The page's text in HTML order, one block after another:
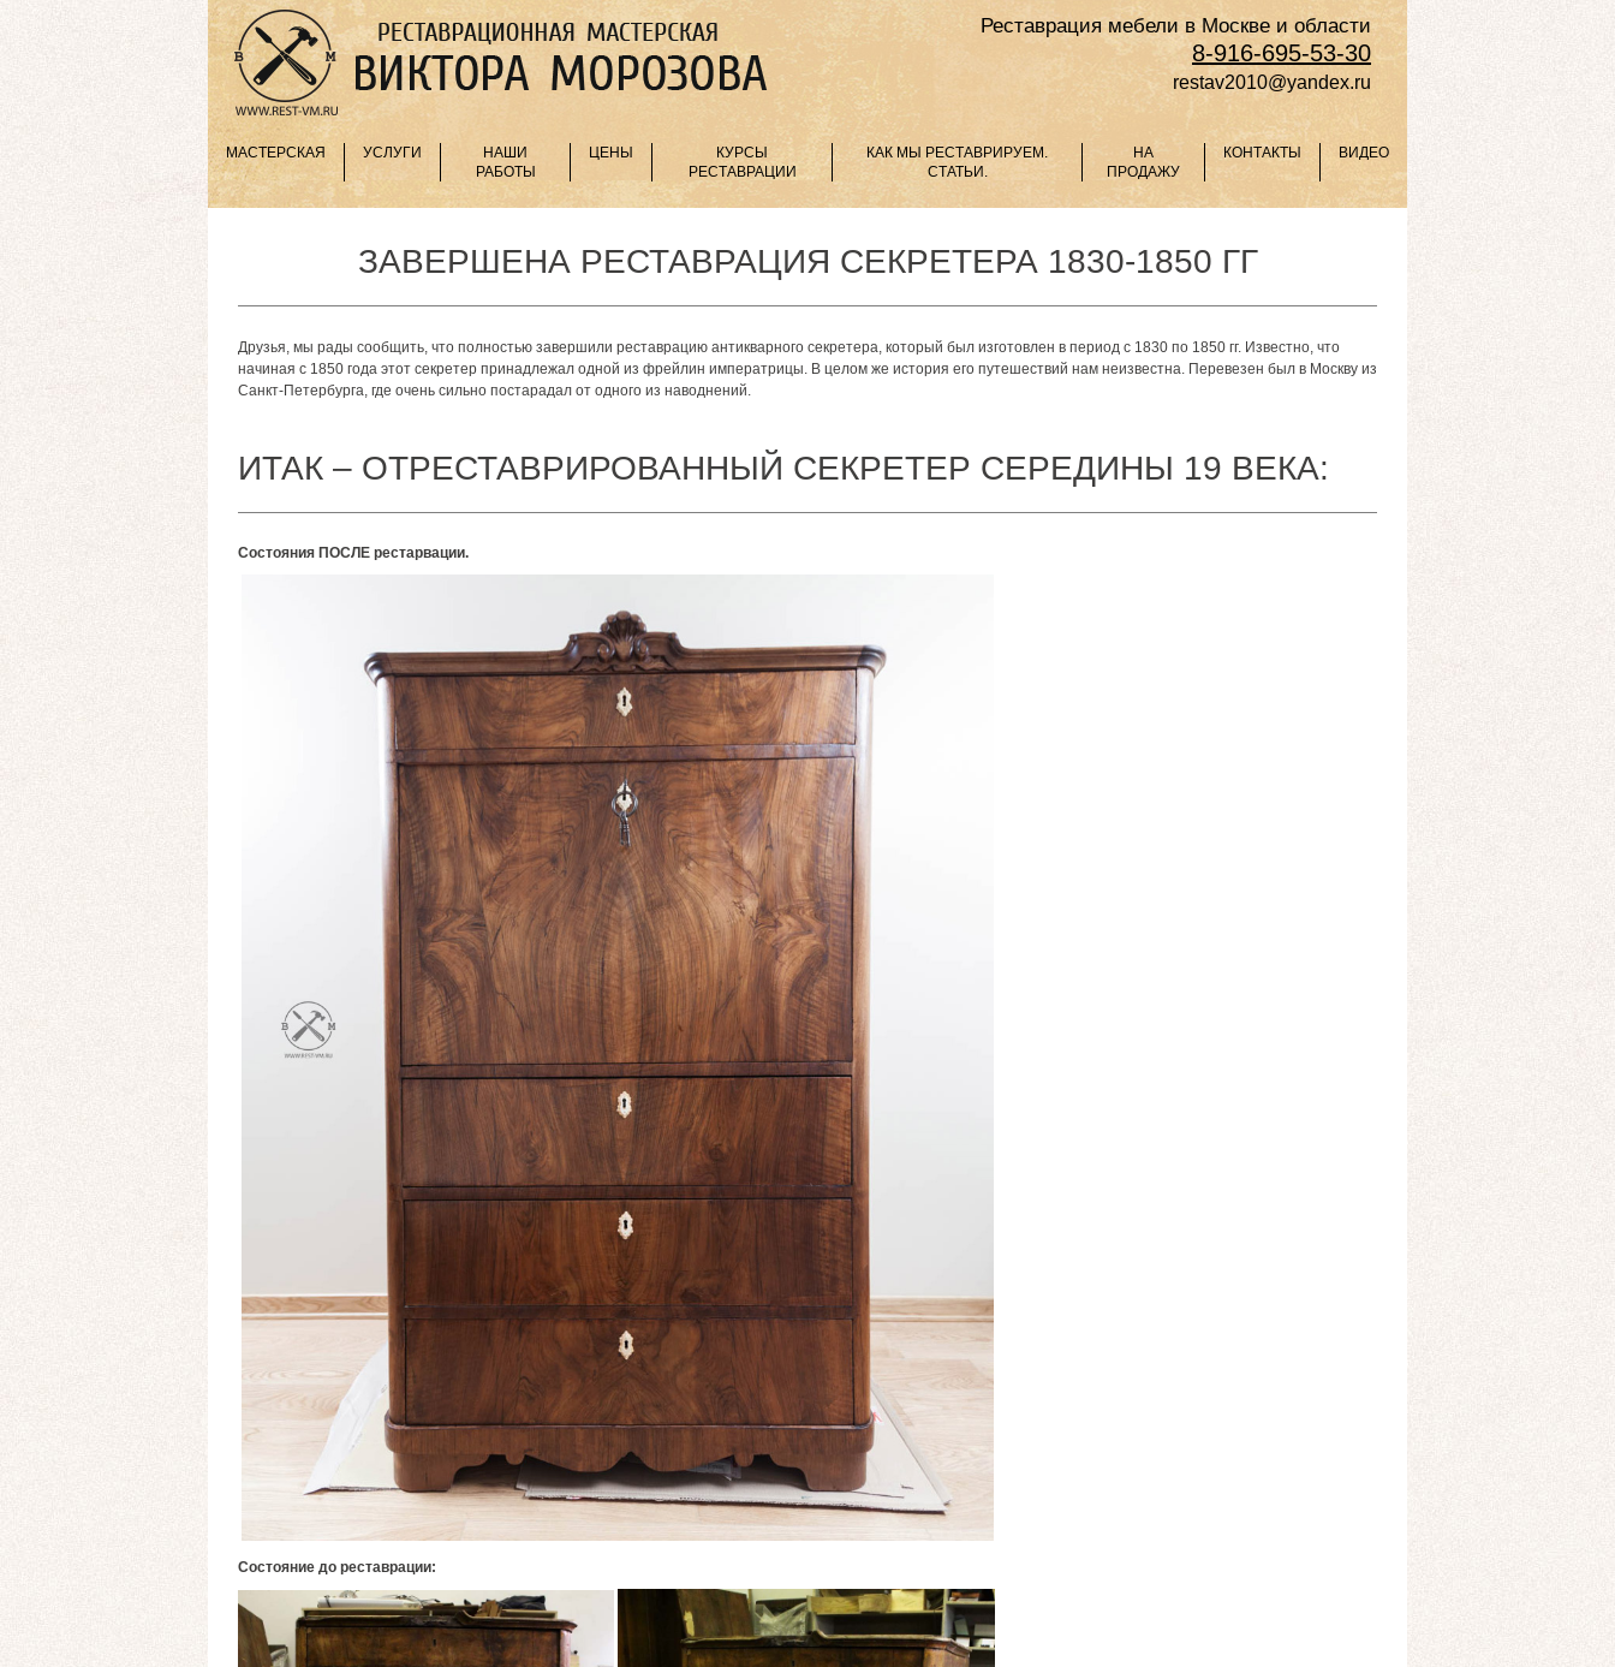
Реставрация мебели в Москве и области
8-916-695-53-30
restav2010@yandex.ru
МАСТЕРСКАЯ УСЛУГИ
НАШИ
РАБОТЫ
ЦЕНЫ
КУРСЫ
РЕСТАВРАЦИИ
КАК МЫ РЕСТАВРИРУЕМ.
СТАТЬИ.
НА
ПРОДАЖУ
КОНТАКТЫ ВИДЕО
ЗАВЕРШЕНА РЕСТАВРАЦИЯ СЕКРЕТЕРА 1830-1850 ГГ
Друзья, мы рады сообщить, что полностью завершили реставрацию антикварного секретера, который был изготовлен в период с 1830 по 1850 гг. Известно, что
начиная с 1850 года этот секретер принадлежал одной из фрейлин императрицы. В целом же история его путешествий нам неизвестна. Перевезен был в Москву из
Санкт-Петербурга, где очень сильно постарадал от одного из наводнений.
ИТАК – ОТРЕСТАВРИРОВАННЫЙ СЕКРЕТЕР СЕРЕДИНЫ 19 ВЕКА:
Состояния ПОСЛЕ рестарвации.
Состояние до реставрации: